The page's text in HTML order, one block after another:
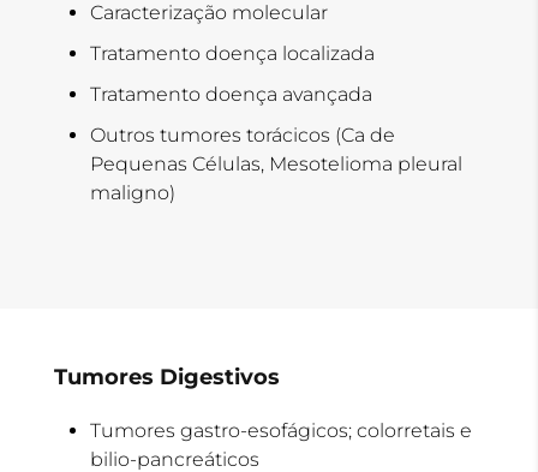
Caracterização molecular
Tratamento doença localizada
Tratamento doença avançada
Outros tumores torácicos (Ca de
Pequenas Células, Mesotelioma pleural
maligno)
Tumores Digestivos
Tumores gastro-esofágicos; colorretais e
bilio-pancreáticos